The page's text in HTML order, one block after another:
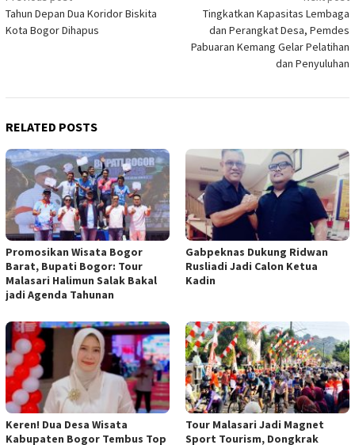
navigation
Tahun Depan Dua Koridor Biskita
Kota Bogor Dihapus
Tingkatkan Kapasitas Lembaga
dan Perangkat Desa, Pemdes
Pabuaran Kemang Gelar Pelatihan
dan Penyuluhan
RELATED POSTS
Promosikan Wisata Bogor
Barat, Bupati Bogor: Tour
Malasari Halimun Salak Bakal
jadi Agenda Tahunan
Gabpeknas Dukung Ridwan
Rusliadi Jadi Calon Ketua
Kadin
Keren! Dua Desa Wisata
Kabupaten Bogor Tembus Top
Tour Malasari Jadi Magnet
Sport Tourism, Dongkrak